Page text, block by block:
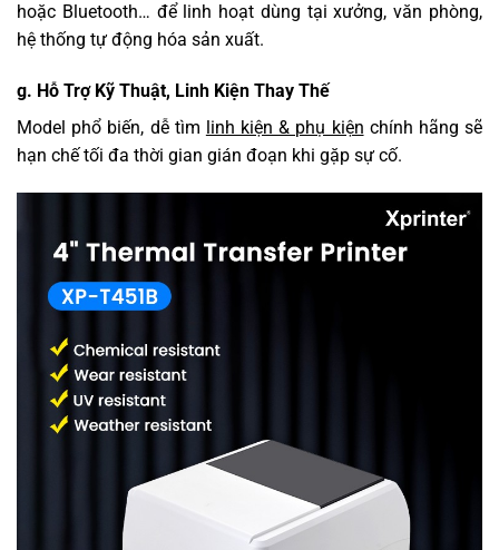
hoặc Bluetooth… để linh hoạt dùng tại xưởng, văn phòng,
hệ thống tự động hóa sản xuất.
g. Hỗ Trợ Kỹ Thuật, Linh Kiện Thay Thế
Model phổ biến, dễ tìm linh kiện & phụ kiện chính hãng sẽ
hạn chế tối đa thời gian gián đoạn khi gặp sự cố.